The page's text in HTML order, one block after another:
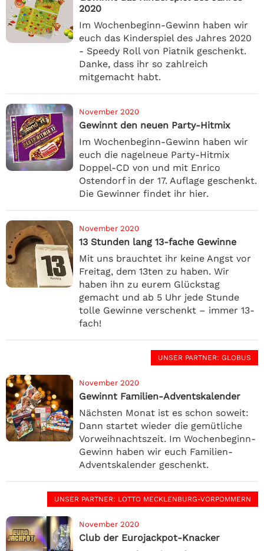
2020
Im Wochenbeginn-Gewinn haben wir
euch das Kinderspiel des Jahres 2020
- Speedy Roll von Piatnik geschenkt.
Danke, dass ihr so zahlreich
mitgemacht habt.
November 2020
Gewinnt den neuen Party-Hitmix
Im Wochenbeginn-Gewinn haben wir
euch die nagelneue Party-Hitmix
Doppel-CD von und mit Enrico
Ostendorf in der 17. Auflage geschenkt.
Die Gewinner findet ihr hier.
November 2020
13 Stunden lang 13-fache Gewinne
Mit uns brauchtet ihr keine Angst vor
Freitag, dem 13ten zu haben. Wir
haben ihn zu eurem Glückstag
gemacht und ab 5 Uhr jede Stunde
tolle Gewinne verschenkt – immer 13-
fach!
UNSER PARTNER: GLOBUS
November 2020
Gewinnt Familien-Adventskalender
Nächsten Monat ist es schon soweit:
Dann startet wieder die gemütliche
Vorweihnachtszeit. Im Wochenbeginn-
Gewinn haben wir euch Familien-
Adventskalender geschenkt.
UNSER PARTNER: LOTTO MECKLENBURG-VORPOMMERN
November 2020
Club der Eurojackpot-Knacker